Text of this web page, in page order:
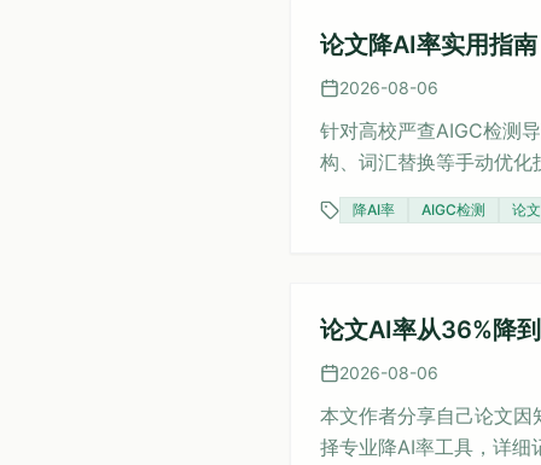
论文降AI率实用指
2026-08-06
针对高校严查AIGC检测
构、词汇替换等手动优化
还提供正确的降AI操作
降AI率 AIGC检测 论
论文AI率从36%降
2026-08-06
本文作者分享自己论文
择专业降AI率工具，详细